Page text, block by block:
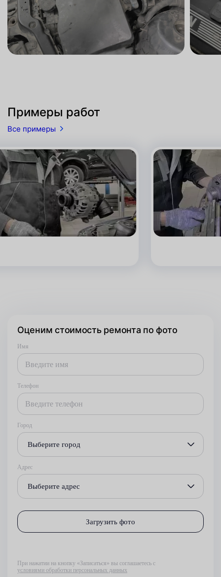
Примеры работ
Все примеры
Оценим стоимость ремонта по фото
Имя
Телефон
Город
Выберите город
Адрес
Выберите адрес
Загрузить фото
При нажатии на кнопку «Записаться» вы соглашаетесь с
условиями обработки персональных данных